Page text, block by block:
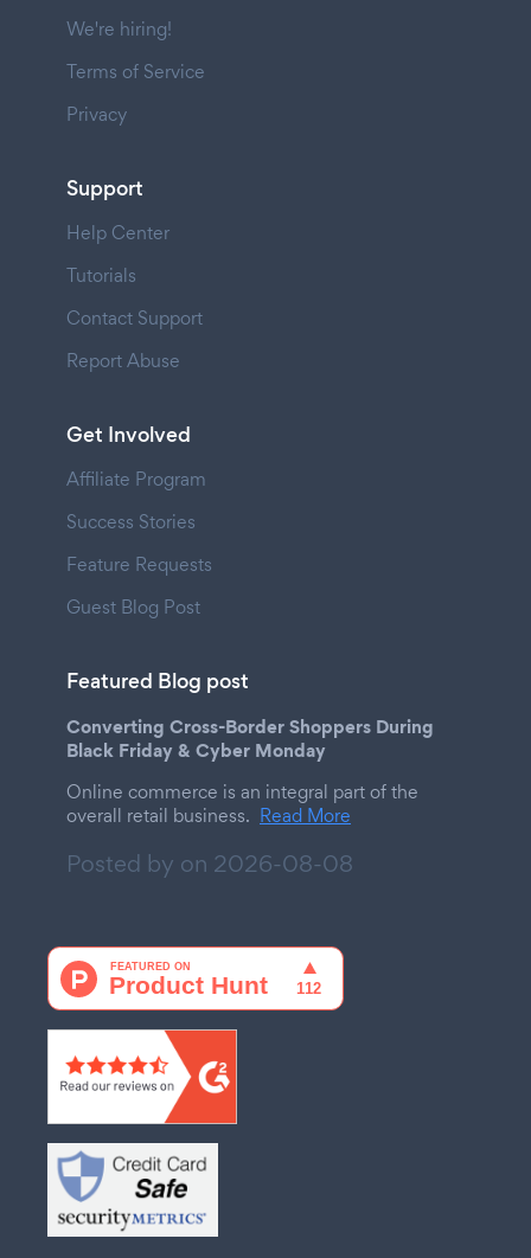
We're hiring!
Terms of Service
Privacy
Support
Help Center
Tutorials
Contact Support
Report Abuse
Get Involved
Affiliate Program
Success Stories
Feature Requests
Guest Blog Post
Featured Blog post
Converting Cross-Border Shoppers During
Black Friday & Cyber Monday
Online commerce is an integral part of the
overall retail business. Read More
Posted by on 2026-08-08